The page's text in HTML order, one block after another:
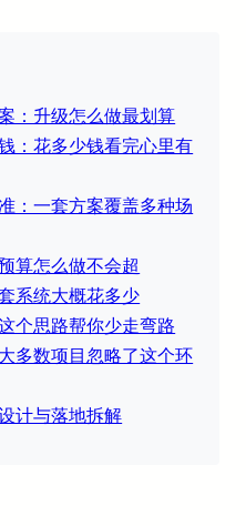
：升级怎么做最划算
：花多少钱看完心里有
：一套方案覆盖多种场
算怎么做不会超
系统大概花多少
个思路帮你少走弯路
多数项目忽略了这个环
计与落地拆解